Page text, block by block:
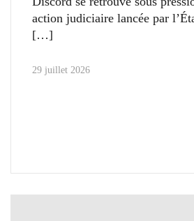
action judiciaire lancée par
29 juillet 2026